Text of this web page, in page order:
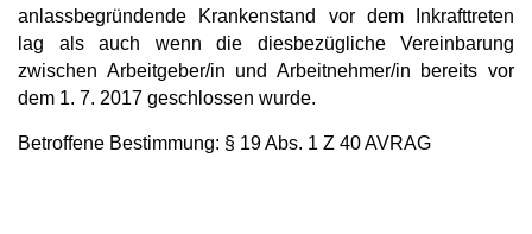
anlassbegründende Krankenstand vor dem Inkrafttreten
lag als auch wenn die diesbezügliche Vereinbarung
zwischen Arbeitgeber/in und Arbeitnehmer/in bereits vor
dem 1. 7. 2017 geschlossen wurde.
Betroffene Bestimmung: § 19 Abs. 1 Z 40 AVRAG